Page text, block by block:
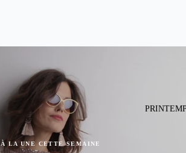
À LA UNE CETTE SEMAINE